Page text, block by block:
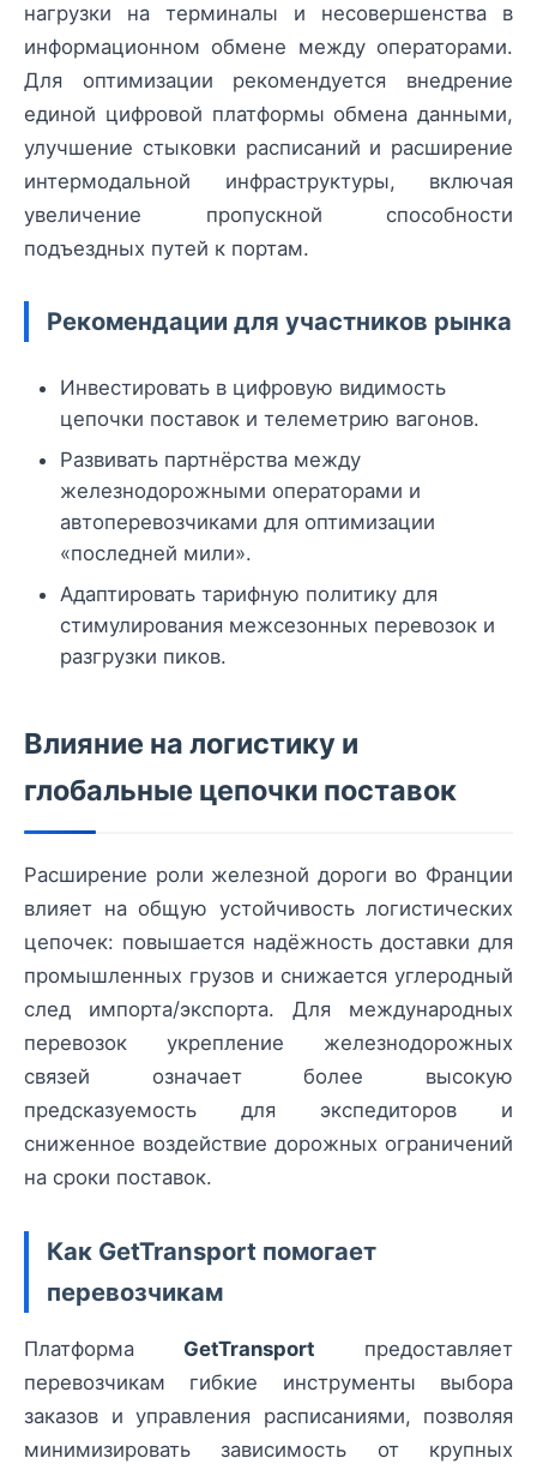
нагрузки на терминалы и несовершенства в
информационном обмене между операторами.
Для оптимизации рекомендуется внедрение
единой цифровой платформы обмена данными,
улучшение стыковки расписаний и расширение
интермодальной инфраструктуры, включая
увеличение пропускной способности
подъездных путей к портам.
Рекомендации для участников рынка
Инвестировать в цифровую видимость
цепочки поставок и телеметрию вагонов.
Развивать партнёрства между
железнодорожными операторами и
автоперевозчиками для оптимизации
«последней мили».
Адаптировать тарифную политику для
стимулирования межсезонных перевозок и
разгрузки пиков.
Влияние на логистику и
глобальные цепочки поставок
Расширение роли железной дороги во Франции
влияет на общую устойчивость логистических
цепочек: повышается надёжность доставки для
промышленных грузов и снижается углеродный
след импорта/экспорта. Для международных
перевозок укрепление железнодорожных
связей означает более высокую
предсказуемость для экспедиторов и
сниженное воздействие дорожных ограничений
на сроки поставок.
Как GetTransport помогает
перевозчикам
Платформа GetTransport предоставляет
перевозчикам гибкие инструменты выбора
заказов и управления расписаниями, позволяя
минимизировать зависимость от крупных